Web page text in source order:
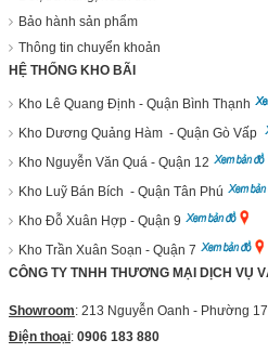
Bảo hành sản phẩm
Thông tin chuyển khoản
HỆ THỐNG KHO BÃI
Kho Lê Quang Định - Quận Bình Thạnh
Kho Dương Quảng Hàm - Quận Gò Vấp
Kho Nguyễn Văn Quá - Quận 12
Kho Luỹ Bán Bích - Quận Tân Phú
Kho Đỗ Xuân Hợp - Quận 9
Kho Trần Xuân Soạn - Quận 7
CÔNG TY TNHH THƯƠNG MẠI DỊCH VỤ
Showroom: 213 Nguyễn Oanh - Phường
Điện thoại: 0906 183 880